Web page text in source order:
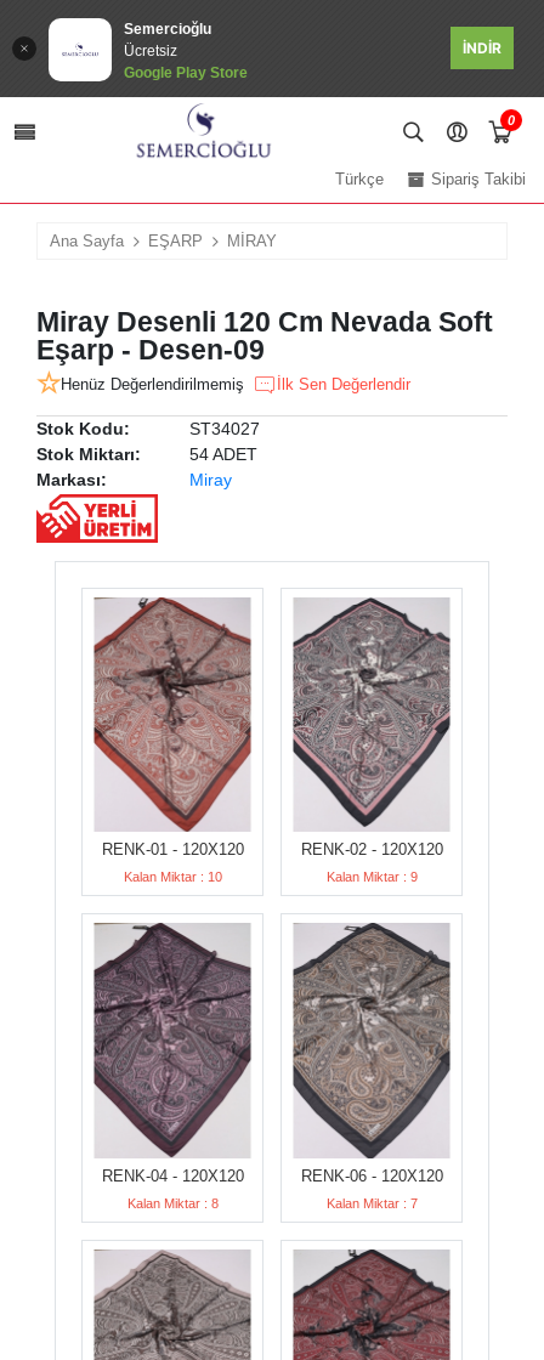
Semercioğlu
Ücretsiz
Google Play Store
İNDİR
0
Sipariş Takibi
Türkçe
Ana Sayfa EŞARP MİRAY
Miray Desenli 120 Cm Nevada Soft
Eşarp - Desen-09
Henüz Değerlendirilmemiş İlk Sen Değerlendir
Stok Kodu:
ST34027
Stok Miktarı:
54 ADET
Markası:
Miray
RENK-01 - 120X120
Kalan Miktar : 10
RENK-02 - 120X120
Kalan Miktar : 9
RENK-04 - 120X120
Kalan Miktar : 8
RENK-06 - 120X120
Kalan Miktar : 7